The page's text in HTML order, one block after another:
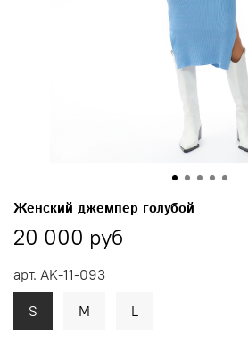
арт. AK-11-093
Женский джемпер голубой
20 000 руб
S M L